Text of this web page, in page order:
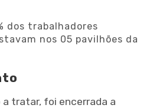
dos trabalhadores
nos 05 pavilhões da
a tratar, foi encerrada a